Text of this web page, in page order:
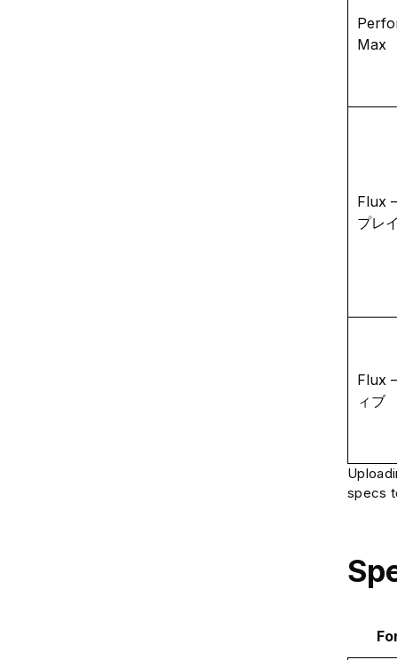
Max
Flux
プレ
Flux
ィブ
specs